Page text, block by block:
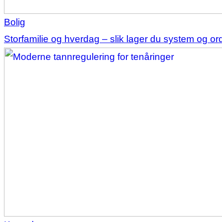
Bolig
Storfamilie og hverdag – slik lager du system og